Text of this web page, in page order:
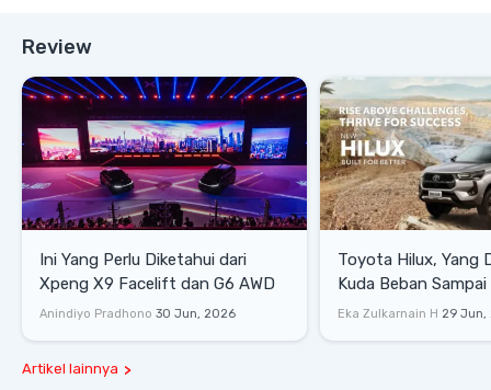
Review
Ini Yang Perlu Diketahui dari
Xpeng X9 Facelift dan G6 AWD
Anindiyo Pradhono 30 Jun, 2026
Toyota Hilux, Yang
Kuda Beban
Lifestyle
Eka Zulkarnain H 29 Jun,
Artikel lainnya